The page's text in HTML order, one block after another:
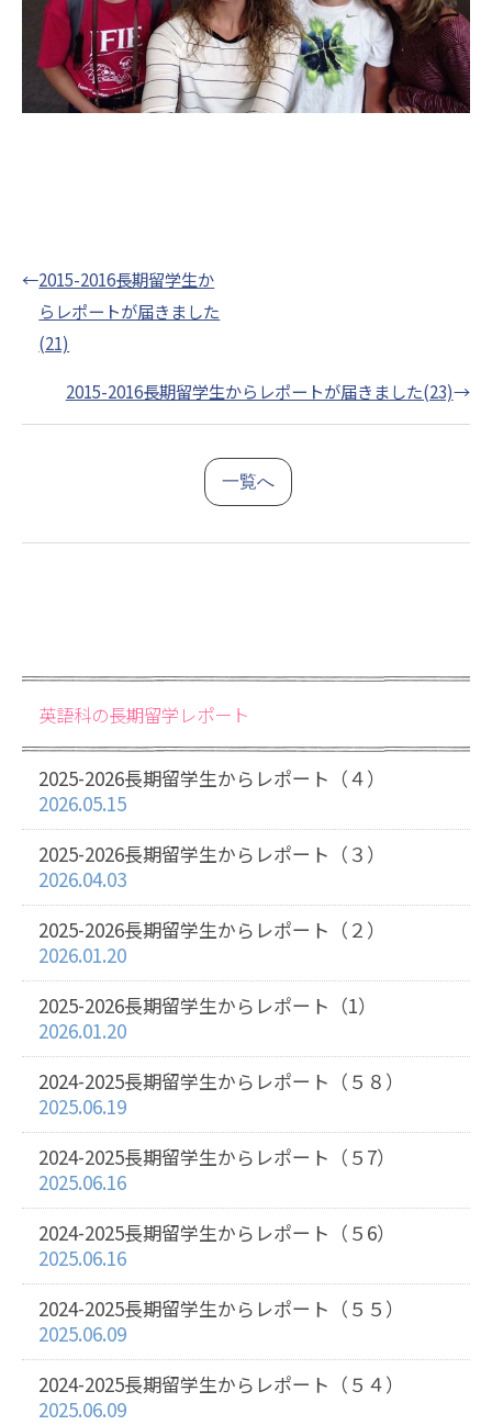
←2015-2016長期留学生か
らレポートが届きました
(21)
2015-2016長期留学生からレポートが届きました(23)→
一覧へ
英語科の長期留学レポート
2025-2026長期留学生からレポート（４）
2026.05.15
2025-2026長期留学生からレポート（３）
2026.04.03
2025-2026長期留学生からレポート（２）
2026.01.20
2025-2026長期留学生からレポート（1）
2026.01.20
2024-2025長期留学生からレポート（５８）
2025.06.19
2024-2025長期留学生からレポート（５7）
2025.06.16
2024-2025長期留学生からレポート（５6）
2025.06.16
2024-2025長期留学生からレポート（５５）
2025.06.09
2024-2025長期留学生からレポート（５４）
2025.06.09